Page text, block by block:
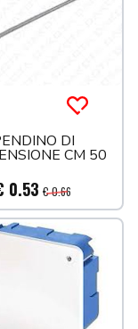
al carrello
DI
CM 50
0.53 € 0.66